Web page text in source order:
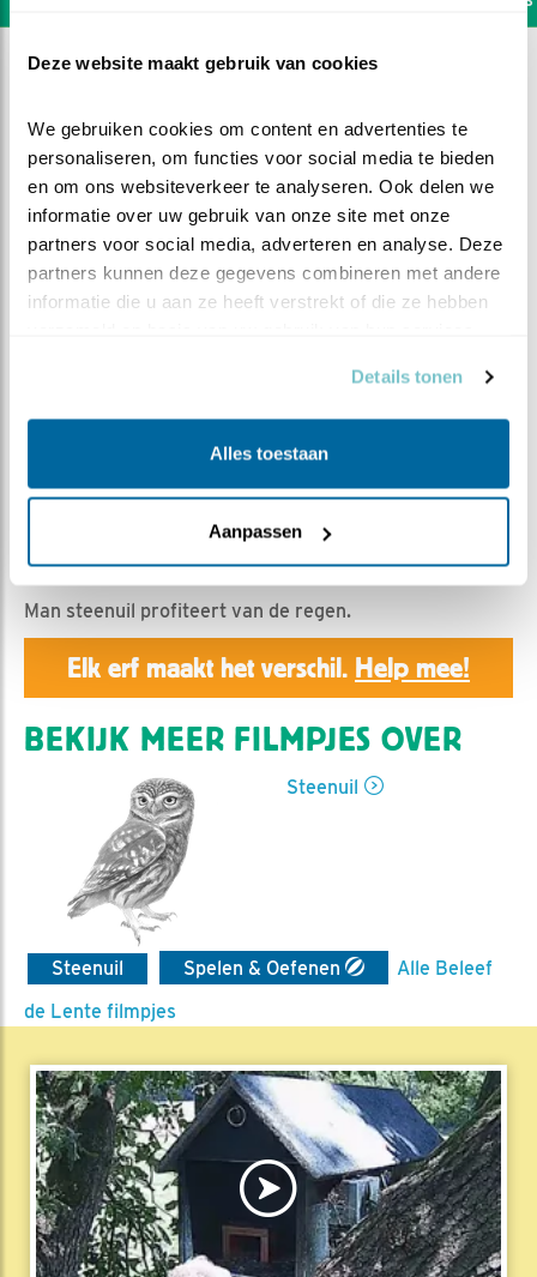
Deze website maakt gebruik van cookies
We gebruiken cookies om content en advertenties te
personaliseren, om functies voor social media te bieden
en om ons websiteverkeer te analyseren. Ook delen we
informatie over uw gebruik van onze site met onze
partners voor social media, adverteren en analyse. Deze
partners kunnen deze gegevens combineren met andere
informatie die u aan ze heeft verstrekt of die ze hebben
Details tonen
Alles toestaan
Aanpassen
Heerlijke koude douche
Geert | Geplaatst op 15 mei 2021, 17:37 |
Bewaar dit filmpje|
695x
Man steenuil profiteert van de regen.
Elk erf maakt het verschil. Help mee!
BEKIJK MEER FILMPJES OVER
Steenuil
Steenuil Spelen & Oefenen
Alle Beleef
de Lente filmpjes